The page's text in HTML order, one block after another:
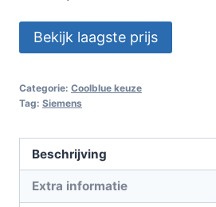
Bekijk laagste prijs
Categorie: Coolblue keuze
Tag: Siemens
Beschrijving
Extra informatie